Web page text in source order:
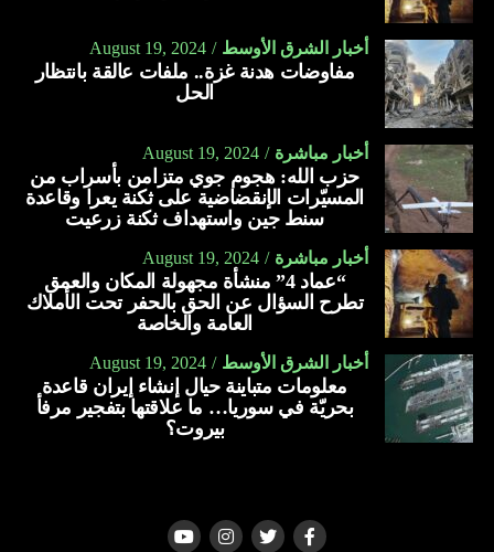
أخبار الشرق الأوسط August 19, 2024
مفاوضات هدنة غزة.. ملفات عالقة بانتظار
الحل
أخبار مباشرة August 19, 2024
حزب الله: هجوم جوي متزامن بأسراب من
المسيّرات الإنقضاضية على ثكنة يعرا وقاعدة
سنط جين واستهداف ثكنة زرعيت
أخبار مباشرة August 19, 2024
“عماد 4” منشأة مجهولة المكان والعمق
تطرح السؤال عن الحق بالحفر تحت الأملاك
العامة والخاصة
أخبار الشرق الأوسط August 19, 2024
معلومات متباينة حيال إنشاء إيران قاعدة
بحريّة في سوريا… ما علاقتها بتفجير مرفأ
بيروت؟